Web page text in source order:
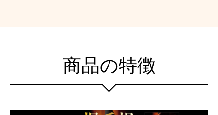
商品の特徴